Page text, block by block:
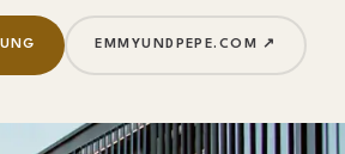
EMMYUNDPEPE.COM ↗